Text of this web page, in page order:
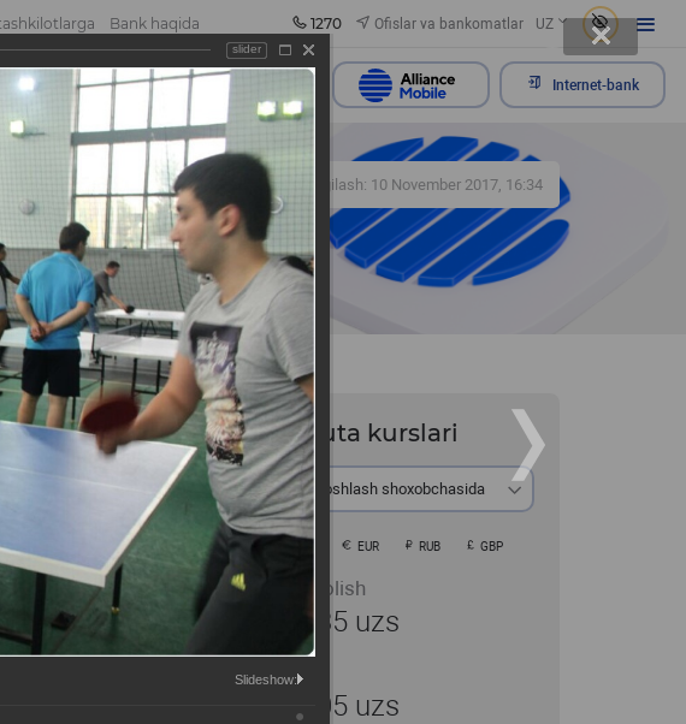
Bank haqida 1270 Ofislar va bankomatlar UZ
Murojaatni yuborish Internet-bank
Yangilash: 10 November 2017, 16:34
majmuasida Bosh
Valyuta kurslari
Ayirboshlash shoxobchasida
EUR RUB GBP
Sotib olish
11935 uzs
Sotish
12005 uzs
slider
Slideshow: